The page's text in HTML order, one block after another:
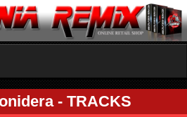
- TRACKS